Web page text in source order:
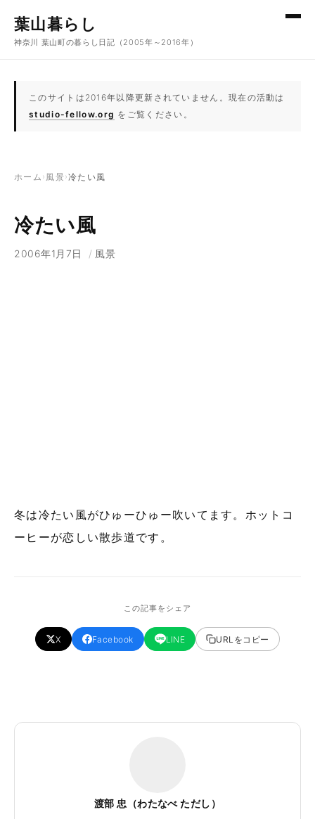
葉山暮らし
神奈川 葉山町の暮らし日記（2005年～2016年）
このサイトは2016年以降更新されていません。現在の活動は
studio-fellow.org をご覧ください。
ホーム › 風景 ›冷たい風
冷たい風
2006年1月7日 / 風景
冬は冷たい風がひゅーひゅー吹いてます。ホットコ
ーヒーが恋しい散歩道です。
この記事をシェア
X Facebook LINE URLをコピー
渡部 忠（わたなべ ただし）